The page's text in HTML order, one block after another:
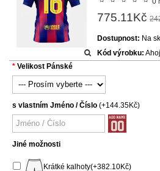
775.11Kč
Dostupnost: Na
Kód výrobku:
Velikost Pánské
s vlastním Jméno / Číslo (+144.35Kč)
Jiné možnosti
Krátké kalhoty(+382.10Kč)